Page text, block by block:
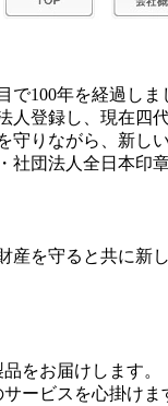
100年を経過しま
人登録し、現在四
守りながら、新し
社団法人全日本印
産を守ると共に新
をお届けします。
ービスを心掛けま